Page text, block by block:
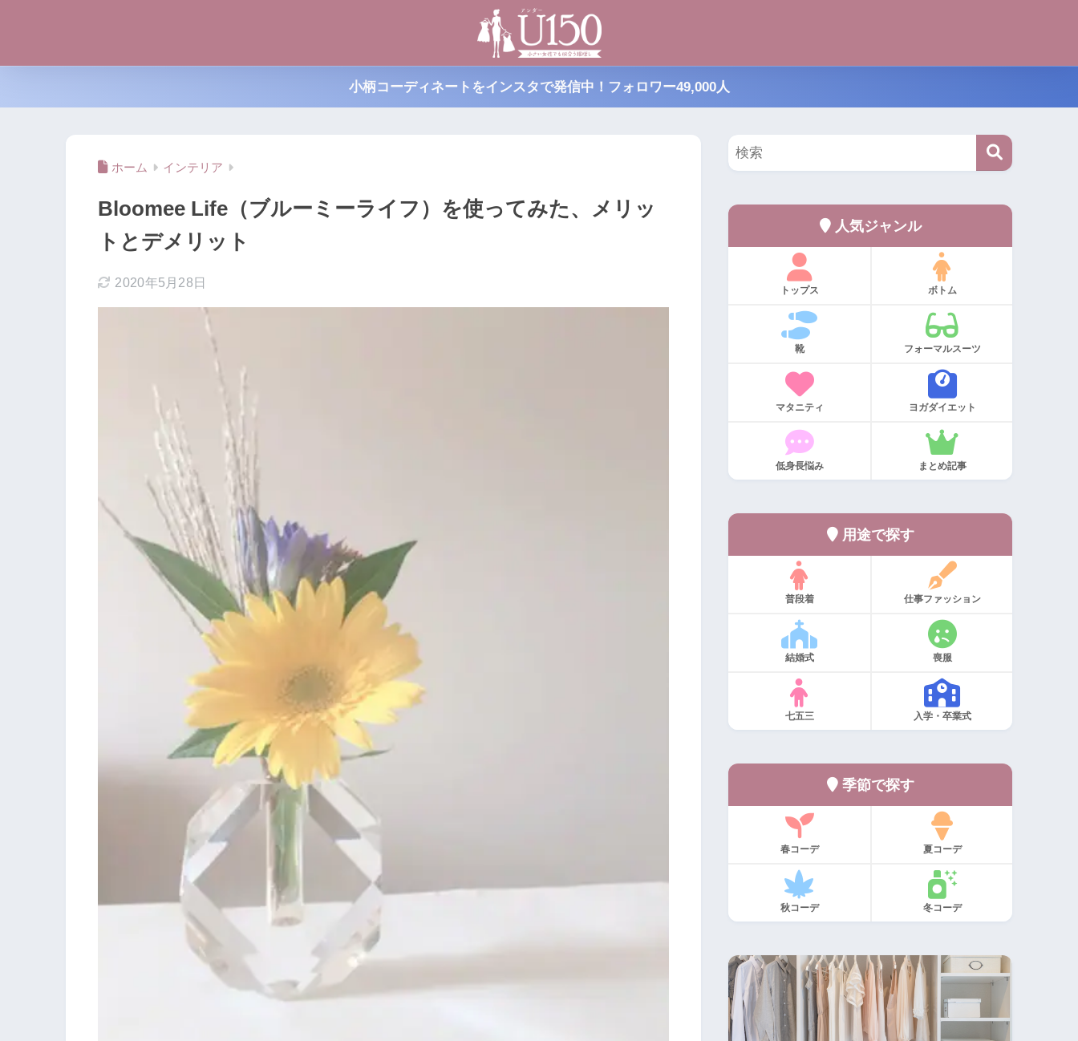
小柄コーディネートをインスタで発信中！フォロワー49,000人
ホーム インテリア
Bloomee Life（ブルーミーライフ）を使ってみた、メリッ
トとデメリット
2020年5月28日
人気ジャンル
トップス ボトム
靴 フォーマルスーツ
マタニティ ヨガダイエット
低身長悩み まとめ記事
用途で探す
普段着 仕事ファッション
結婚式 喪服
七五三 入学・卒業式
季節で探す
春コーデ 夏コーデ
秋コーデ 冬コーデ